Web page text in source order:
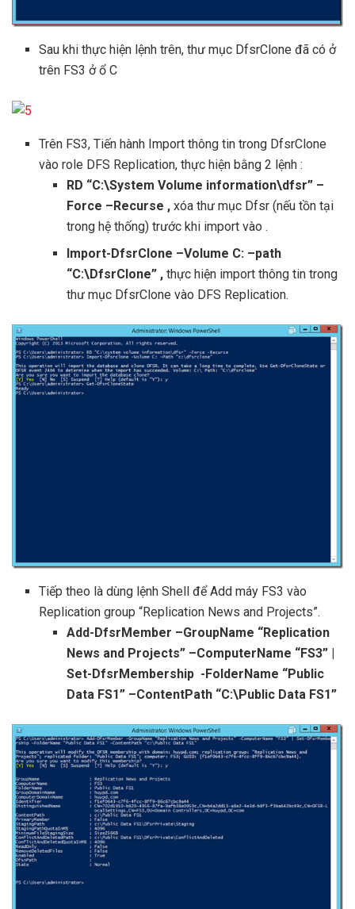
Sau khi thực hiện lệnh trên, thư mục DfsrClone đã có ở
trên FS3 ở ổ C
Trên FS3, Tiến hành Import thông tin trong DfsrClone
vào role DFS Replication, thực hiện bằng 2 lệnh :
RD “C:\System Volume information\dfsr” –
Force –Recurse , xóa thư mục Dfsr (nếu tồn tại
trong hệ thống) trước khi import vào .
Import-DfsrClone –Volume C: –path
“C:\DfsrClone” , thực hiện import thông tin trong
thư mục DfsrClone vào DFS Replication.
Tiếp theo là dùng lệnh Shell để Add máy FS3 vào
Replication group “Replication News and Projects”.
Add-DfsrMember –GroupName “Replication
News and Projects” –ComputerName “FS3” |
Set-DfsrMembership -FolderName “Public
Data FS1” –ContentPath “C:\Public Data FS1”